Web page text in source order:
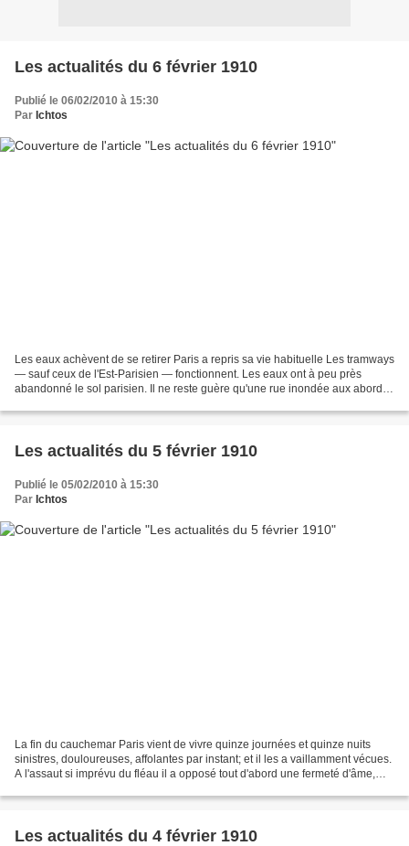
Les actualités du 6 février 1910
Publié le 06/02/2010 à 15:30
Par Ichtos
Les eaux achèvent de se retirer Paris a repris sa vie habituelle Les tramways
— sauf ceux de l'Est-Parisien — fonctionnent. Les eaux ont à peu près
abandonné le sol parisien. Il ne reste guère qu'une rue inondée aux abords
Les actualités du 5 février 1910
Publié le 05/02/2010 à 15:30
Par Ichtos
La fin du cauchemar Paris vient de vivre quinze journées et quinze nuits
sinistres, douloureuses, affolantes par instant; et il les a vaillamment vécues.
A l'assaut si imprévu du fléau il a opposé tout d'abord une fermeté d'âme,
Les actualités du 4 février 1910